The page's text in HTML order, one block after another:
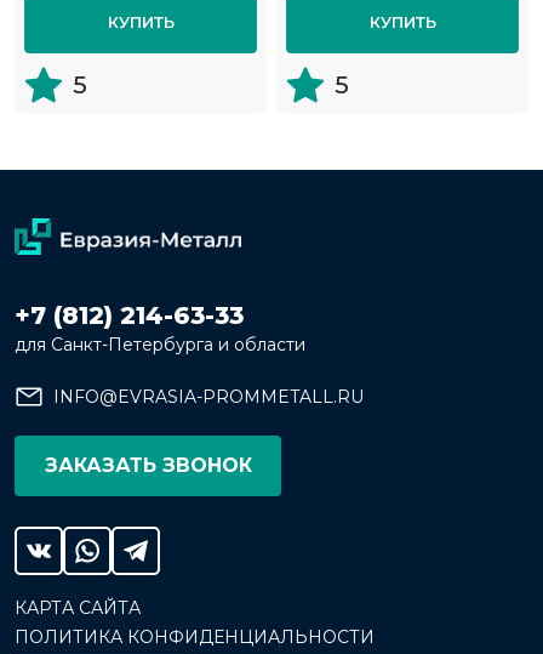
КУПИТЬ
5
КУПИТЬ
5
+7 (812) 214-63-33
для Санкт-Петербурга и области
INFO@EVRASIA-PROMMETALL.RU
ЗАКАЗАТЬ ЗВОНОК
КАРТА САЙТА
ПОЛИТИКА КОНФИДЕНЦИАЛЬНОСТИ